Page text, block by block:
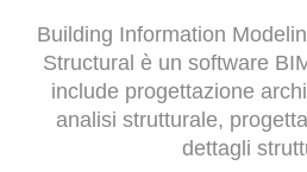
Building Information
Structural è un software
include progettazione
analisi strutturale,
dettagli